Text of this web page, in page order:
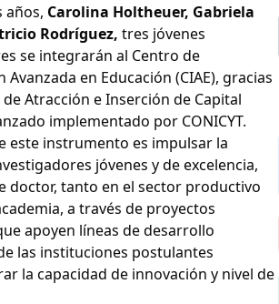
años, Carolina Holtheuer, Gabriela
Rodríguez, tres jóvenes
se integrarán al Centro de
Avanzada en Educación (CIAE), gracias
Atracción e Inserción de Capital
implementado por CONICYT.
este instrumento es impulsar la
jóvenes y de excelencia,
doctor, tanto en el sector productivo
a través de proyectos
apoyen líneas de desarrollo
las instituciones postulantes
la capacidad de innovación y nivel de